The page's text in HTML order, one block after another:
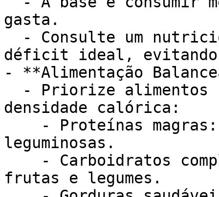
gasta.
déficit ideal, evitando
- **Alimentação
densidade calórica:
leguminosas.
frutas e legumes.